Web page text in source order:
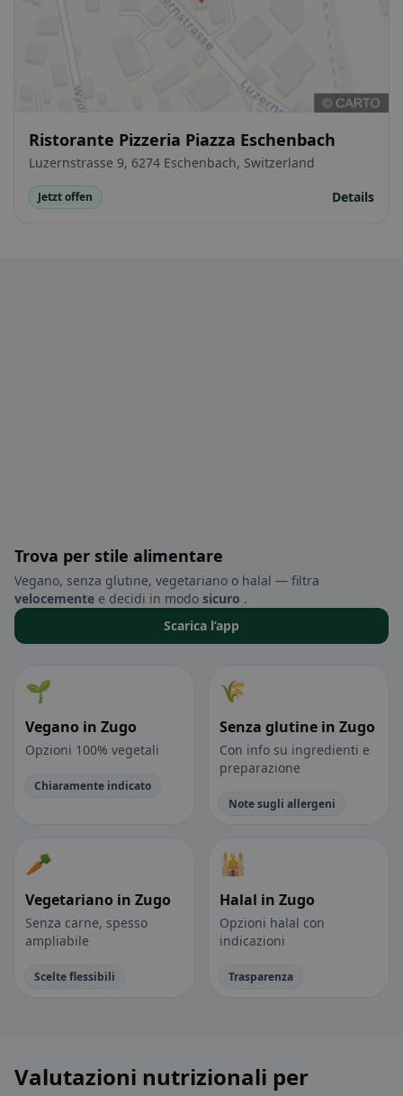
Ristorante Pizzeria Piazza Eschenbach
Luzernstrasse 9, 6274 Eschenbach, Switzerland
Jetzt offen Details
Trova per stile alimentare
Vegano, senza glutine, vegetariano o halal — filtra
velocemente e decidi in modo sicuro .
Scarica l’app
🌱
Vegano in Zugo
Opzioni 100% vegetali
Chiaramente indicato
🌾
Senza glutine in Zugo
Con info su ingredienti e
preparazione
Note sugli allergeni
🥕
Vegetariano in Zugo
Senza carne, spesso
ampliabile
Scelte flessibili
🕌
Halal in Zugo
Opzioni halal con
indicazioni
Trasparenza
Valutazioni nutrizionali per